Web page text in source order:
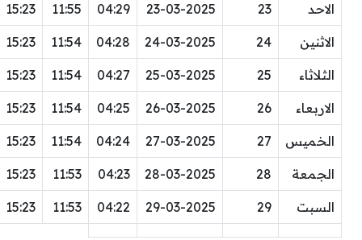
الاحد 23
23-03-2025
04:29
11:55
15:23
الاثنين 24
24-03-2025
04:28
11:54
15:23
الثلاثاء 25
25-03-2025
04:27
11:54
15:23
الاربعاء 26
26-03-2025
04:25
11:54
15:23
الخميس 27
27-03-2025
04:24
11:54
15:23
الجمعة 28
28-03-2025
04:23
11:53
15:23
السبت 29
29-03-2025
04:22
11:53
15:23